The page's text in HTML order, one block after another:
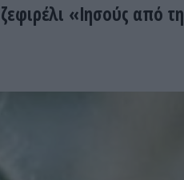
«Ιησούς από τη